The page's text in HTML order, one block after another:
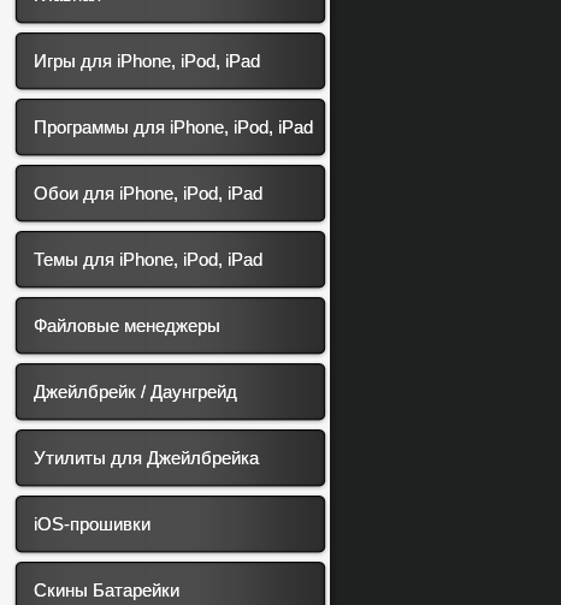
Игры для iPhone, iPod, iPad
Программы для iPhone, iPod, iPad
Обои для iPhone, iPod, iPad
Темы для iPhone, iPod, iPad
Файловые менеджеры
Джейлбрейк / Даунгрейд
Утилиты для Джейлбрейка
iOS-прошивки
Скины Батарейки